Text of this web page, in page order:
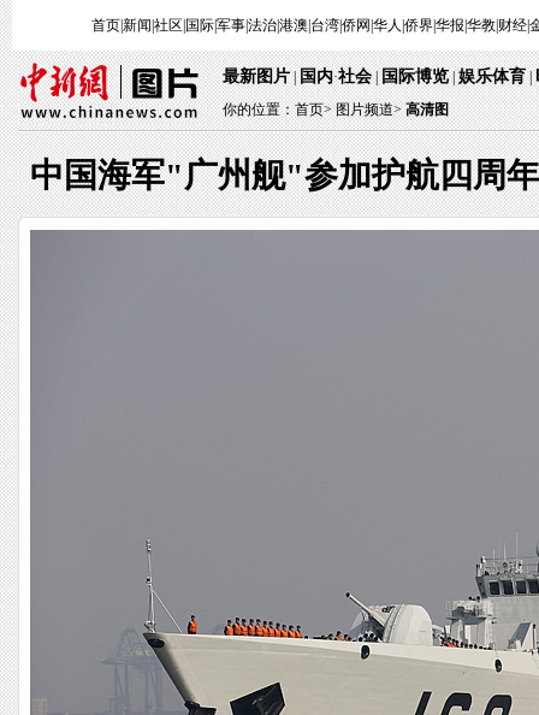
首页|新闻 社区 国际|军事|法治|港澳 台湾|侨网 华人 侨界|华报 华教| 财经|
最新图片|国内·社会|国际博览|娱乐体育|
你的位置：首页>图片频道> 高清图
中国海军"广州舰"参加护航四周